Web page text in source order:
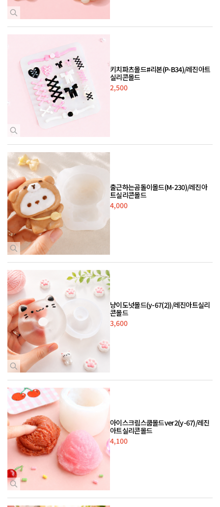
키치파츠몰드#리본(P-B34)/레진아트
실리콘몰드
2,500
출근하는곰돌이몰드(M-230)/레진아
트실리콘몰드
4,000
냥이도넛몰드(y-67(2))/레진아트실리
콘몰드
3,600
아이스크림스쿱몰드ver2(y-67)/레진
아트실리콘몰드
4,100